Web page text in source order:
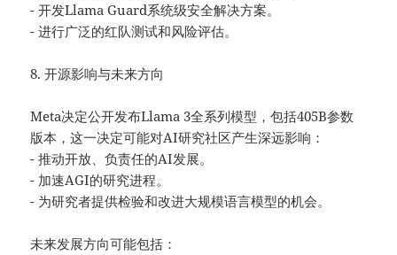
- 开发Llama Guard系统级安全解决方案。
- 进行广泛的红队测试和风险评估。
8. 开源影响与未来方向
Meta决定公开发布Llama 3全系列模型，包括405B参数
版本，这一决定可能对AI研究社区产生深远影响：
- 推动开放、负责任的AI发展。
- 加速AGI的研究进程。
- 为研究者提供检验和改进大规模语言模型的机会。
未来发展方向可能包括：